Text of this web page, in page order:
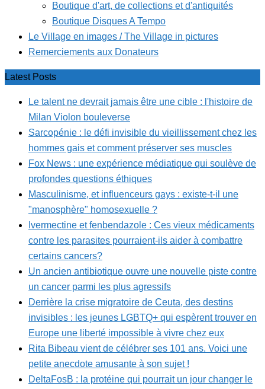
Boutique d'art, de collections et d'antiquités
Boutique Disques A Tempo
Le Village en images / The Village in pictures
Remerciements aux Donateurs
Latest Posts
Le talent ne devrait jamais être une cible : l'histoire de
Milan Violon bouleverse
Sarcopénie : le défi invisible du vieillissement chez les
hommes gais et comment préserver ses muscles
Fox News : une expérience médiatique qui soulève de
profondes questions éthiques
Masculinisme, et influenceurs gays : existe-t-il une
"manosphère" homosexuelle ?
Ivermectine et fenbendazole : Ces vieux médicaments
contre les parasites pourraient-ils aider à combattre
certains cancers?
Un ancien antibiotique ouvre une nouvelle piste contre
un cancer parmi les plus agressifs
Derrière la crise migratoire de Ceuta, des destins
invisibles : les jeunes LGBTQ+ qui espèrent trouver en
Europe une liberté impossible à vivre chez eux
Rita Bibeau vient de célébrer ses 101 ans. Voici une
petite anecdote amusante à son sujet !
DeltaFosB : la protéine qui pourrait un jour changer le